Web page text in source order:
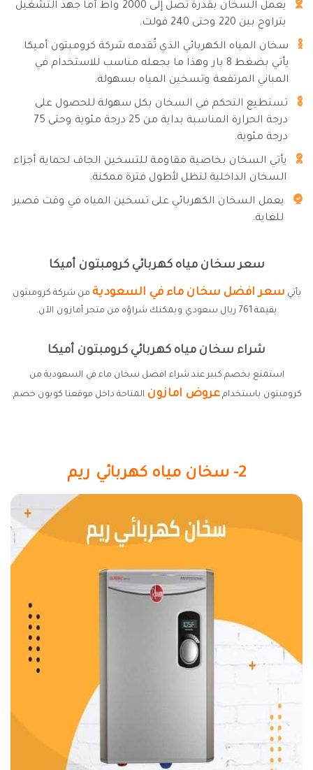
يعمل السخان بقدرة تصل إلى 2000 واط أما جهد التشغيل
يتراوح بين 220 وحتى 240 فولت.
سخان المياه الكهربائي الذي تُقدمه شركة كرومبتون أميكا
يأتي بضغط 8 بار وهذا ما يجعله مناسب للاستخدام في
المباني المرتفعة وتسخين المياه بسهولة.
تستطيع التحكم في السخان بكل سهولة للحصول على
درجة الحرارة المناسبة بداية من 25 درجة مئوية وحتى 75
درجة مئوية.
يأتي السخان بخاصية مقاومة للتسخين الجاف لحماية أجزاء
السخان الداخلية لتظل لأطول فترة ممكنة.
يعمل السخان الكهربائي على تسخين المياه في وقت قصير
للغاية.
سعر سخان مياه كهربائي كرومبتون أميكا
يأتي سعر افضل سخان ماء في السعودية من شركة كرومبتون
بقيمة 761 ريال سعودي ويمكنك شراؤه من متجر أمازون الآن.
شراء سخان مياه كهربائي كرومبتون أميكا
استمتع بخصم كبير عند شراء افضل سخان ماء في السعودية من
كرومبتون باستخدام عروض امازون المتاحة داخل موقعنا كوبون خصم.
2- سخان مياه كهربائي ريم